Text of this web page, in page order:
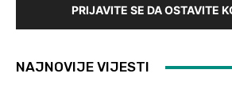
PRIJAVITE SE DA OSTAVITE
NAJNOVIJE VIJESTI